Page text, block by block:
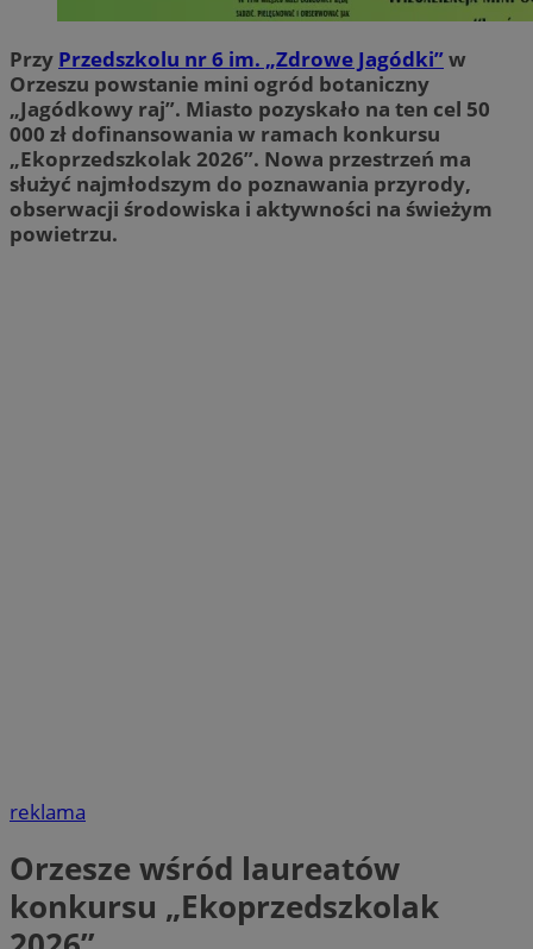
Przy Przedszkolu nr 6 im. „Zdrowe Jagódki”w
Orzeszu powstanie mini ogród botaniczny
„Jagódkowy raj”. Miasto pozyskało na ten cel 50
000 zł dofinansowania w ramach konkursu
„Ekoprzedszkolak 2026”. Nowa przestrzeń ma
służyć najmłodszym do poznawania przyrody,
obserwacji środowiska i aktywności na świeżym
powietrzu.
reklama
Orzesze wśród laureatów
konkursu „Ekoprzedszkolak